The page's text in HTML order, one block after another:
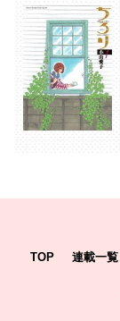
TOP 連載一覧